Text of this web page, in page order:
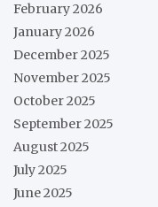
February 2026
January 2026
December 2025
November 2025
October 2025
September 2025
August 2025
July 2025
June 2025